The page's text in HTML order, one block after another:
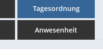
Tagesordnung
Anwesenheit